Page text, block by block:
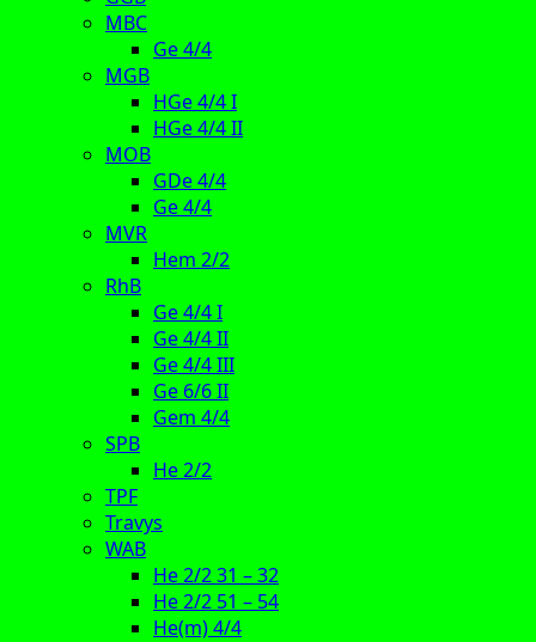
MBC
Ge 4/4
MGB
HGe 4/4 I
HGe 4/4 II
MOB
GDe 4/4
Ge 4/4
MVR
Hem 2/2
RhB
Ge 4/4 I
Ge 4/4 II
Ge 4/4 III
Ge 6/6 II
Gem 4/4
SPB
He 2/2
TPF
Travys
WAB
He 2/2 31 – 32
He 2/2 51 – 54
He(m) 4/4